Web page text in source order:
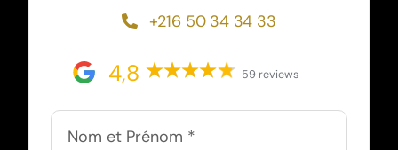
+216 50 34 34 33
4,8 59 reviews